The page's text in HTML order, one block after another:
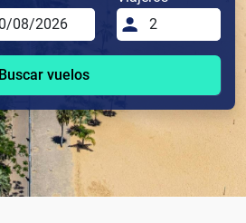
Buscar vuelos